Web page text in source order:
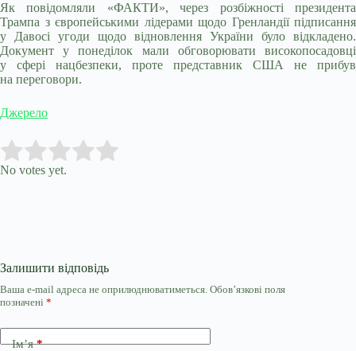
Як повідомляли «ФАКТИ», через розбіжності президента
Трампа з європейськими лідерами щодо Гренландії підписання
у Давосі угоди щодо відновлення України було відкладено.
Документ у понеділок мали обговорювати високопосадовці
у сфері нацбезпеки, проте представник США не прибув
на переговори.
Джерело
Rate this item:
No votes yet.
Залишити відповідь
Ваша e-mail адреса не оприлюднюватиметься. Обов’язкові поля
позначені *
Ім’я*